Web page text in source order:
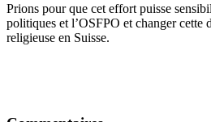
Prions pour que cet effort puisse
politiques et l’OSFPO et changer cette
religieuse en Suisse.